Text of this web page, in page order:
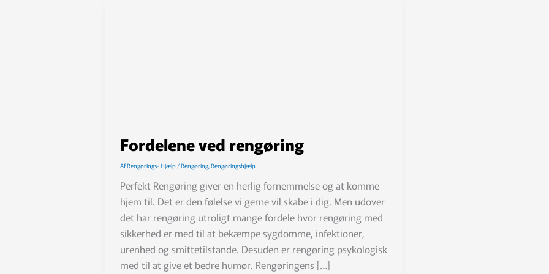
Fordelene ved rengøring
AfRengørings- Hjælp/Rengøring,Rengøringshjælp
Perfekt Rengøring giver en herlig fornemmelse og at komme
hjem til. Det er den følelse vi gerne vil skabe i dig. Men udover
det har rengøring utroligt mange fordele hvor rengøring med
sikkerhed er med til at bekæmpe sygdomme, infektioner,
urenhed og smittetilstande. Desuden er rengøring psykologisk
med til at give et bedre humør. Rengøringens […]